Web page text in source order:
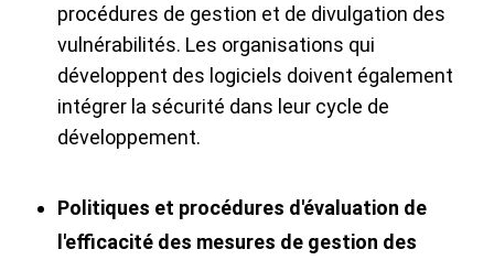
procédures de gestion et de divulgation des
vulnérabilités. Les organisations qui
développent des logiciels doivent également
intégrer la sécurité dans leur cycle de
développement.
Politiques et procédures d'évaluation de
l'efficacité des mesures de gestion des